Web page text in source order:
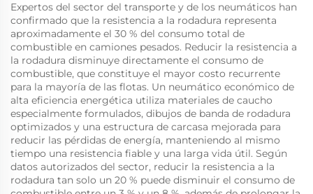
Expertos del sector del transporte y de los neumáticos han
confirmado que la resistencia a la rodadura representa
aproximadamente el 30 % del consumo total de
combustible en camiones pesados. Reducir la resistencia a
la rodadura disminuye directamente el consumo de
combustible, que constituye el mayor costo recurrente
para la mayoría de las flotas. Un neumático económico de
alta eficiencia energética utiliza materiales de caucho
especialmente formulados, dibujos de banda de rodadura
optimizados y una estructura de carcasa mejorada para
reducir las pérdidas de energía, manteniendo al mismo
tiempo una resistencia fiable y una larga vida útil. Según
datos autorizados del sector, reducir la resistencia a la
rodadura tan solo un 20 % puede disminuir el consumo de